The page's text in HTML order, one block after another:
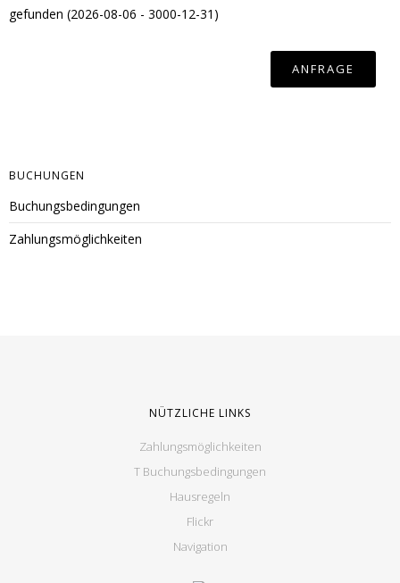
gefunden (2026-08-06 - 3000-12-31)
BUCHUNGEN
Buchungsbedingungen
Zahlungsmöglichkeiten
NÜTZLICHE LINKS
Zahlungsmöglichkeiten
T Buchungsbedingungen
Hausregeln
Flickr
Navigation